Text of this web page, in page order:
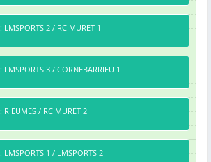
: LMSPORTS 2 / RC MURET 1
: LMSPORTS 3 / CORNEBARRIEU 1
: RIEUMES / RC MURET 2
: LMSPORTS 1 / LMSPORTS 2